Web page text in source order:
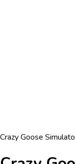
Crazy Goose